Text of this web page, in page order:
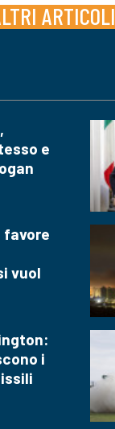
ARTICOLI
e
favore
vuol
i